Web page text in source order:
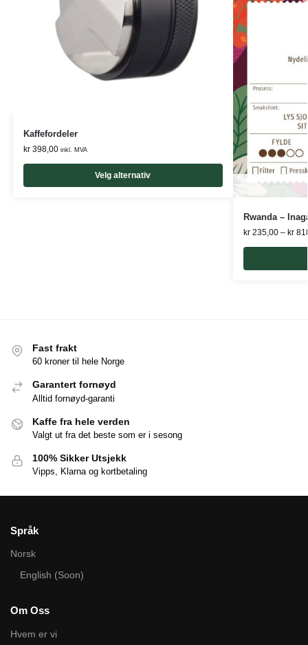
Kaffefordeler
kr398,00inkl. MVA
Velg alternativ
Rwanda –
kr235,00 – kr
Fast frakt
60 kroner til hele Norge
Garantert fornøyd
Alltid fornøyd-garanti
Kaffe fra hele verden
Valgt ut fra det beste som er i sesong
100% Sikker Utsjekk
Vipps, Klarna og kortbetaling
Språk
Norsk
English (Soon)
Om Oss
Hvem er vi